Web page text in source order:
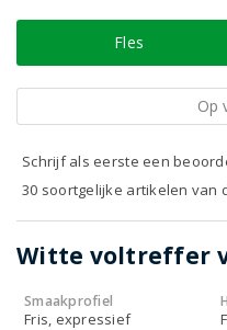
Fles
Op
Schrijf als eerste een
30 soortgelijke artikelen van
Witte voltreffer
Smaakprofiel
Fris, expressief